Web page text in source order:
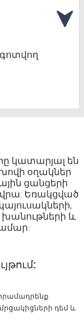
կատարյալ են
օղակներ
ցանցերի
Եռակցված
խանութների և
մրցակիցների դեմ և